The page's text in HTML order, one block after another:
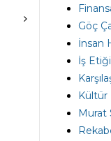
Göç
İnsan
İş
Kültür
Murat